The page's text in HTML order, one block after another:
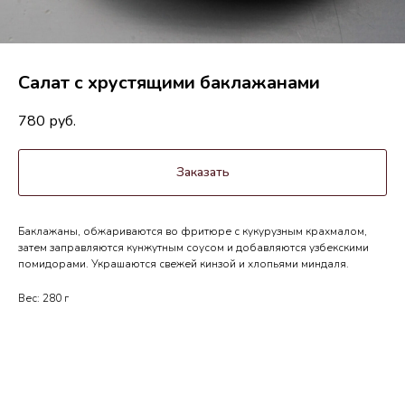
Салат с хрустящими баклажанами
780 руб.
Заказать
Баклажаны, обжариваются во фритюре с кукурузным крахмалом,
затем заправляются кунжутным соусом и добавляются узбекскими
помидорами. Украшаются свежей кинзой и хлопьями миндаля.
Вес: 280 г